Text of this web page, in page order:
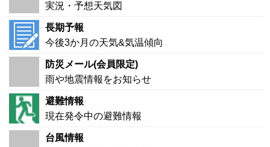
実況・予想天気図
長期予報
今後3か月の天気&気温傾向
防災メール(会員限定)
雨や地震情報をお知らせ
避難情報
現在発令中の避難情報
台風情報